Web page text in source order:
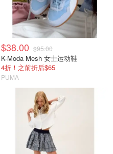
$38.00 $95.00
K-Moda Mesh 女士运动鞋
4折！之前折后$65
PUMA